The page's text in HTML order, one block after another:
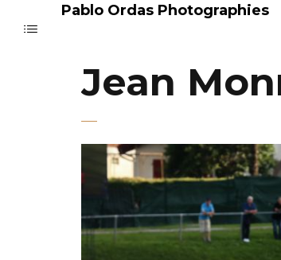
Pablo Ordas Photographies
Jean